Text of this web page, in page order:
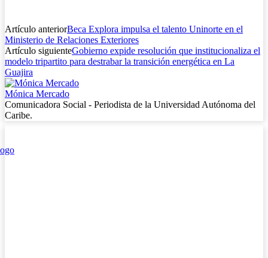
Artículo anteriorBeca Explora impulsa el talento Uninorte en el
Ministerio de Relaciones Exteriores
Artículo siguienteGobierno expide resolución que institucionaliza el
modelo tripartito para destrabar la transición energética en La
Guajira
Mónica Mercado
Comunicadora Social - Periodista de la Universidad Autónoma del
Caribe.